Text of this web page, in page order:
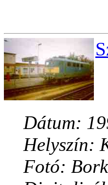
Dátum:
Helyszín:
Fotó: